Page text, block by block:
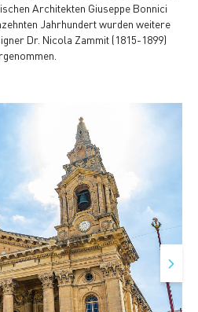
Architekten Giuseppe Bonnici
Jahrhundert wurden weitere
Dr. Nicola Zammit (1815-1899)